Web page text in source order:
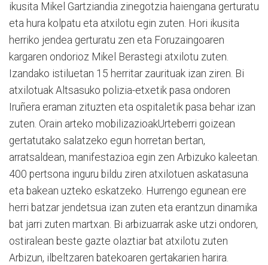
ikusita Mikel Gartziandia zinegotzia haiengana gerturatu
eta hura kolpatu eta atxilotu egin zuten. Hori ikusita
herriko jendea gerturatu zen eta Foruzaingoaren
kargaren ondorioz Mikel Berastegi atxilotu zuten.
Izandako istiluetan 15 herritar zaurituak izan ziren. Bi
atxilotuak Altsasuko polizia-etxetik pasa ondoren
Iruñera eraman zituzten eta ospitaletik pasa behar izan
zuten. Orain arteko mobilizazioakUrteberri goizean
gertatutako salatzeko egun horretan bertan,
arratsaldean, manifestazioa egin zen Arbizuko kaleetan.
400 pertsona inguru bildu ziren atxilotuen askatasuna
eta bakean uzteko eskatzeko. Hurrengo egunean ere
herri batzar jendetsua izan zuten eta erantzun dinamika
bat jarri zuten martxan. Bi arbizuarrak aske utzi ondoren,
ostiralean beste gazte olaztiar bat atxilotu zuten
Arbizun, ilbeltzaren batekoaren gertakarien harira.